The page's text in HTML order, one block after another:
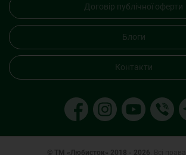
Договір публічної оферти
Блоги
Контакти
© ТМ «Любисток» 2018 - 2026